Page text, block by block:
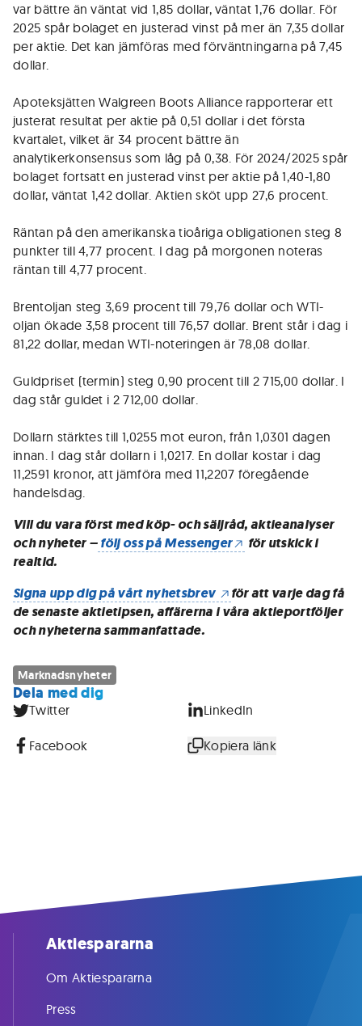
var bättre än väntat vid 1,85 dollar, väntat 1,76 dollar. För
2025 spår bolaget en justerad vinst på mer än 7,35 dollar
per aktie. Det kan jämföras med förväntningarna på 7,45
dollar.
Apoteksjätten Walgreen Boots Alliance rapporterar ett
justerat resultat per aktie på 0,51 dollar i det första
kvartalet, vilket är 34 procent bättre än
analytikerkonsensus som låg på 0,38. För 2024/2025 spår
bolaget fortsatt en justerad vinst per aktie på 1,40-1,80
dollar, väntat 1,42 dollar. Aktien sköt upp 27,6 procent.
Räntan på den amerikanska tioåriga obligationen steg 8
punkter till 4,77 procent. I dag på morgonen noteras
räntan till 4,77 procent.
Brentoljan steg 3,69 procent till 79,76 dollar och WTI-
oljan ökade 3,58 procent till 76,57 dollar. Brent står i dag i
81,22 dollar, medan WTI-noteringen är 78,08 dollar.
Guldpriset (termin) steg 0,90 procent till 2 715,00 dollar. I
dag står guldet i 2 712,00 dollar.
Dollarn stärktes till 1,0255 mot euron, från 1,0301 dagen
innan. I dag står dollarn i 1,0217. En dollar kostar i dag
11,2591 kronor, att jämföra med 11,2207 föregående
handelsdag.
Vill du vara först med köp- och säljråd, aktieanalyser
och nyheter –följ oss på Messenger
för utskick i
realtid.
Signa upp dig på vårt nyhetsbrev
för att varje dag få
de senaste aktietipsen, affärerna i våra aktieportföljer
och nyheterna sammanfattade.
Marknadsnyheter
Dela med dig
Twitter LinkedIn
Facebook Kopiera länk
Aktiespararna
Om Aktiespararna
Press